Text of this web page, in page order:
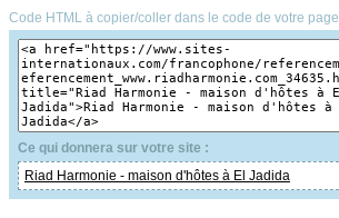
Code HTML à copier/coller dans le code de votre page
Ce qui donnera sur votre site :
Riad Harmonie - maison d'hôtes à El Jadida